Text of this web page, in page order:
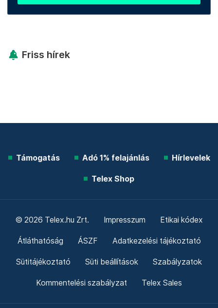
Friss hírek
Támogatás Adó 1% felajánlás Hírlevelek
Telex Shop
© 2026 Telex.hu Zrt. Impresszum Etikai kódex
Átláthatóság ÁSZF Adatkezelési tájékoztató
Sütitájékoztató Süti beállítások Szabályzatok
Kommentelési szabályzat Telex Sales